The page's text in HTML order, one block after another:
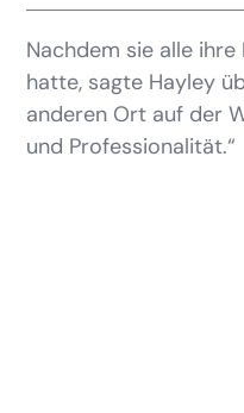
Nachdem sie alle
hatte, sagte Hayley
anderen Ort auf der
und Professionalität.“